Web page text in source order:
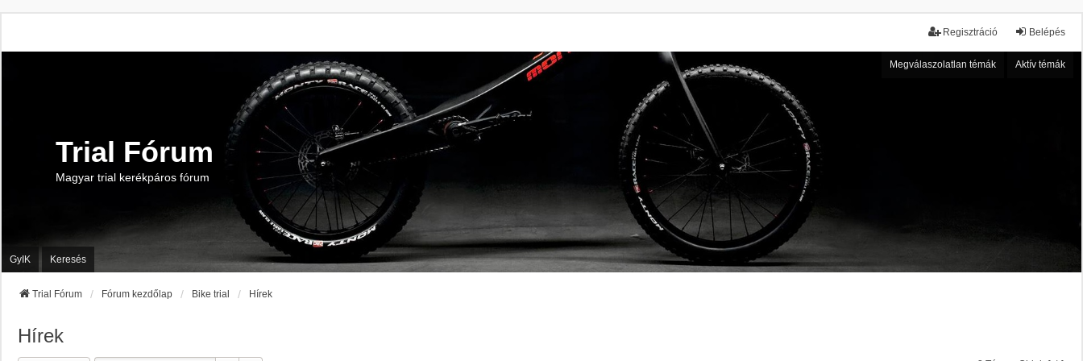
Belépés
Regisztráció
Megválaszolatlan témák Aktív témák
Trial Fórum
Magyar trial kerékpáros fórum
GyIK Keresés
Trial Fórum Fórum kezdőlap Bike trial Hírek
Hírek